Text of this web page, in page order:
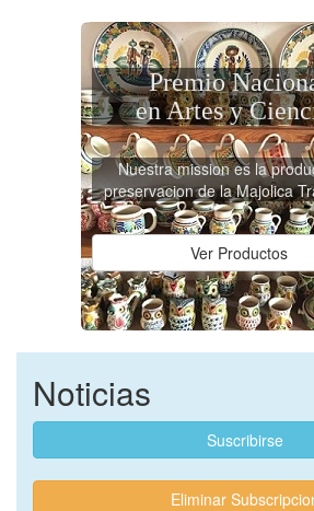
Premio
en Artes y
Nuestra mission es la
preservacion de la Majolica
Ver Productos
Noticias
Suscribirse
Eliminar